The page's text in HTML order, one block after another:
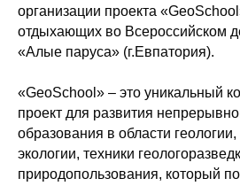
организации проекта
отдыхающих во Всероссийском
«Алые паруса» (г.Евпатория).
«GeoSchool» – это уникальный
проект для развития
образования в области
экологии, техники
природопользования, который